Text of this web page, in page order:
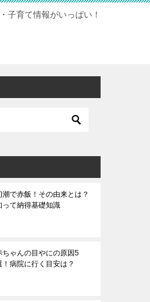
子育て情報がいっぱい！
潮で赤飯！その由来とは？
って納得基礎知識
ちゃんの目やにの原因5
！病院に行く目安は？